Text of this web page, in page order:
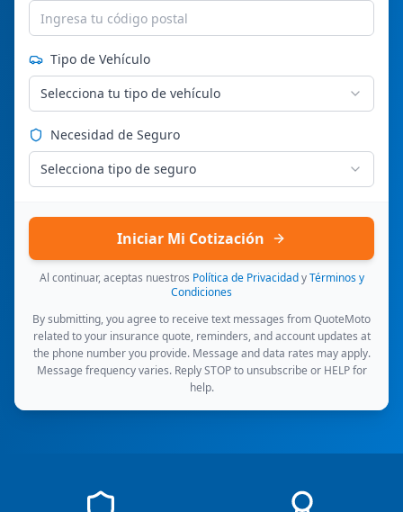
Tipo de Vehículo
Selecciona tu tipo de vehículo
Necesidad de Seguro
Selecciona tipo de seguro
Iniciar Mi Cotización
Al continuar, aceptas nuestros Política de Privacidad y Términos y
Condiciones
By submitting, you agree to receive text messages from QuoteMoto
related to your insurance quote, reminders, and account updates at
the phone number you provide. Message and data rates may apply.
Message frequency varies. Reply STOP to unsubscribe or HELP for
help.